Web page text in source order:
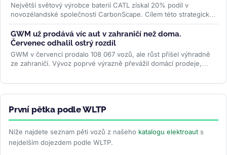
Největší světový výrobce baterií CATL získal 20% podíl v
novozélandské společnosti CarbonScape. Cílem této strategické
investice je...>>
GWM už prodává víc aut v zahraničí než doma.
Červenec odhalil ostrý rozdíl
GWM v červenci prodalo 108 067 vozů, ale růst přišel výhradně
ze zahraničí. Vývoz poprvé výrazně převážil domácí prodeje,
První pětka podle WLTP
Níže najdete seznam pěti vozů z našeho katalogu elektroaut s
nejdelším dojezdem podle WLTP.